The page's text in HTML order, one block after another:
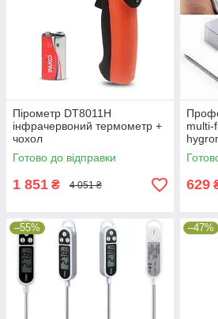
Пірометр DT8011H
інфрачервоний термометр +
чохол
Готово до відправки
1 851 ₴ 4 051 ₴
multi-
629
–55% –47%